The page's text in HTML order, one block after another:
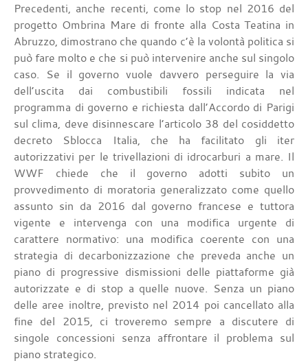
Precedenti, anche recenti, come lo stop nel 2016 del
progetto Ombrina Mare di fronte alla Costa Teatina in
Abruzzo, dimostrano che quando c’è la volontà politica si
può fare molto e che si può intervenire anche sul singolo
caso. Se il governo vuole davvero perseguire la via
dell’uscita dai combustibili fossili indicata nel
programma di governo e richiesta dall’Accordo di Parigi
sul clima, deve disinnescare l’articolo 38 del cosiddetto
decreto Sblocca Italia, che ha facilitato gli iter
autorizzativi per le trivellazioni di idrocarburi a mare. Il
WWF chiede che il governo adotti subito un
provvedimento di moratoria generalizzato come quello
assunto sin da 2016 dal governo francese e tuttora
vigente e intervenga con una modifica urgente di
carattere normativo: una modifica coerente con una
strategia di decarbonizzazione che preveda anche un
piano di progressive dismissioni delle piattaforme già
autorizzate e di stop a quelle nuove. Senza un piano
delle aree inoltre, previsto nel 2014 poi cancellato alla
fine del 2015, ci troveremo sempre a discutere di
singole concessioni senza affrontare il problema sul
piano strategico.